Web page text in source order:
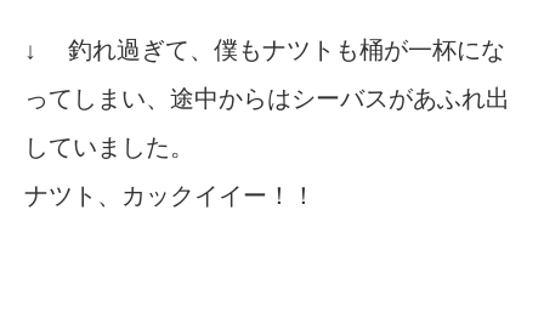
↓ 釣れ過ぎて、僕もナツトも桶が一杯にな
ってしまい、途中からはシーバスがあふれ出
していました。
ナツト、カックイイー！！